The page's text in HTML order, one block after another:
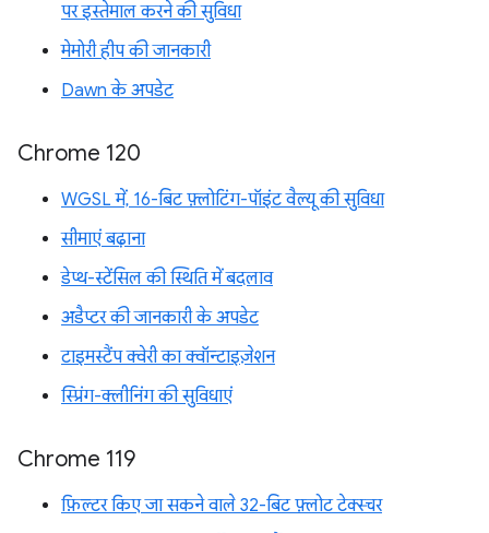
पर इस्तेमाल करने की सुविधा
मेमोरी हीप की जानकारी
Dawn के अपडेट
Chrome 120
WGSL में, 16-बिट फ़्लोटिंग-पॉइंट वैल्यू की सुविधा
सीमाएं बढ़ाना
डेप्थ-स्टेंसिल की स्थिति में बदलाव
अडैप्टर की जानकारी के अपडेट
टाइमस्टैंप क्वेरी का क्वॉन्टाइज़ेशन
स्प्रिंग-क्लीनिंग की सुविधाएं
Chrome 119
फ़िल्टर किए जा सकने वाले 32-बिट फ़्लोट टेक्स्चर